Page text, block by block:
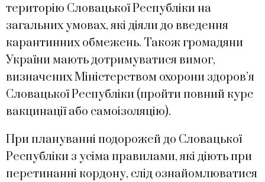
територію Словацької Республіки на
загальних умовах, які діяли до введення
карантинних обмежень. Також громадяни
України мають дотримуватися вимог,
визначених Міністерством охорони здоров’я
Словацької Республіки (пройти повний курс
вакцинації або самоізоляцію).
При плануванні подорожей до Словацької
Республіки з усіма правилами, які діють при
перетинанні кордону, слід ознайомлюватися